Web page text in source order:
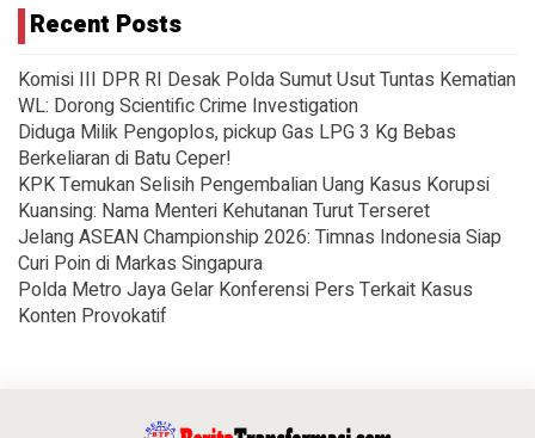
Recent Posts
Komisi III DPR RI Desak Polda Sumut Usut Tuntas Kematian
WL: Dorong Scientific Crime Investigation
Diduga Milik Pengoplos, pickup Gas LPG 3 Kg Bebas
Berkeliaran di Batu Ceper!
KPK Temukan Selisih Pengembalian Uang Kasus Korupsi
Kuansing: Nama Menteri Kehutanan Turut Terseret
Jelang ASEAN Championship 2026: Timnas Indonesia Siap
Curi Poin di Markas Singapura
Polda Metro Jaya Gelar Konferensi Pers Terkait Kasus
Konten Provokatif